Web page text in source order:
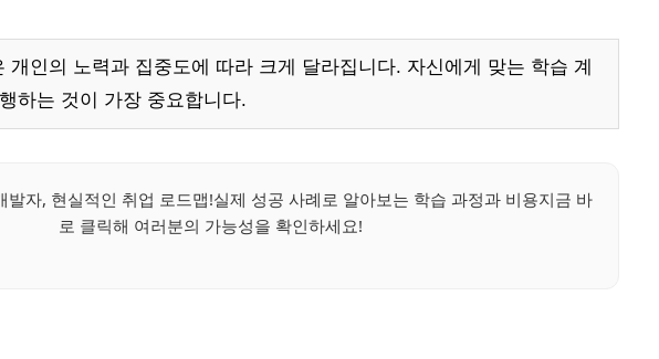
개인의 노력과 집중도에 따라 크게 달라집니다. 자신에게 맞는 학습 계
하는 것이 가장 중요합니다.
발자, 현실적인 취업 로드맵!실제 성공 사례로 알아보는 학습 과정과 비용지금 바
로 클릭해 여러분의 가능성을 확인하세요!